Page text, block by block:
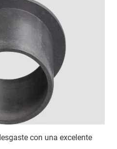
con una excelente